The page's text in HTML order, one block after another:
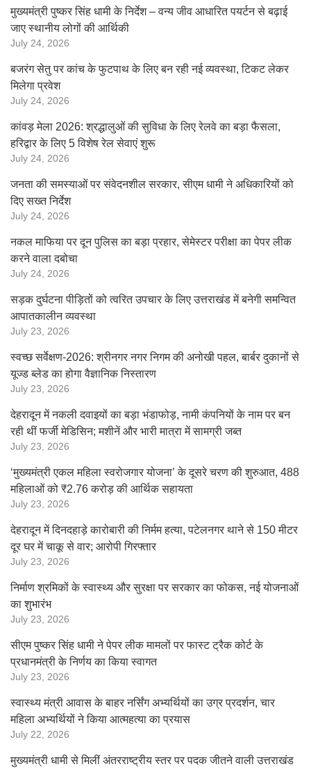
मुख्यमंत्री पुष्कर सिंह धामी के निर्देश – वन्य जीव आधारित पयर्टन से बढ़ाई
जाए स्थानीय लोगों की आर्थिकी
July 24, 2026
बजरंग सेतु पर कांच के फुटपाथ के लिए बन रही नई व्यवस्था, टिकट लेकर
मिलेगा प्रवेश
July 24, 2026
कांवड़ मेला 2026: श्रद्धालुओं की सुविधा के लिए रेलवे का बड़ा फैसला,
हरिद्वार के लिए 5 विशेष रेल सेवाएं शुरू
July 24, 2026
जनता की समस्याओं पर संवेदनशील सरकार, सीएम धामी ने अधिकारियों को
दिए सख्त निर्देश
July 24, 2026
नकल माफिया पर दून पुलिस का बड़ा प्रहार, सेमेस्टर परीक्षा का पेपर लीक
करने वाला दबोचा
July 24, 2026
सड़क दुर्घटना पीड़ितों को त्वरित उपचार के लिए उत्तराखंड में बनेगी समन्वित
आपातकालीन व्यवस्था
July 23, 2026
स्वच्छ सर्वेक्षण-2026: श्रीनगर नगर निगम की अनोखी पहल, बार्बर दुकानों से
यूज्ड ब्लेड का होगा वैज्ञानिक निस्तारण
July 23, 2026
देहरादून में नकली दवाइयों का बड़ा भंडाफोड़, नामी कंपनियों के नाम पर बन
रही थीं फर्जी मेडिसिन; मशीनें और भारी मात्रा में सामग्री जब्त
July 23, 2026
‘मुख्यमंत्री एकल महिला स्वरोजगार योजना’ के दूसरे चरण की शुरुआत, 488
महिलाओं को ₹2.76 करोड़ की आर्थिक सहायता
July 23, 2026
देहरादून में दिनदहाड़े कारोबारी की निर्मम हत्या, पटेलनगर थाने से 150 मीटर
दूर घर में चाकू से वार; आरोपी गिरफ्तार
July 23, 2026
निर्माण श्रमिकों के स्वास्थ्य और सुरक्षा पर सरकार का फोकस, नई योजनाओं
का शुभारंभ
July 23, 2026
सीएम पुष्कर सिंह धामी ने पेपर लीक मामलों पर फास्ट ट्रैक कोर्ट के
प्रधानमंत्री के निर्णय का किया स्वागत
July 23, 2026
स्वास्थ्य मंत्री आवास के बाहर नर्सिंग अभ्यर्थियों का उग्र प्रदर्शन, चार
महिला अभ्यर्थियों ने किया आत्महत्या का प्रयास
July 22, 2026
मुख्यमंत्री धामी से मिलीं अंतरराष्ट्रीय स्तर पर पदक जीतने वाली उत्तराखंड